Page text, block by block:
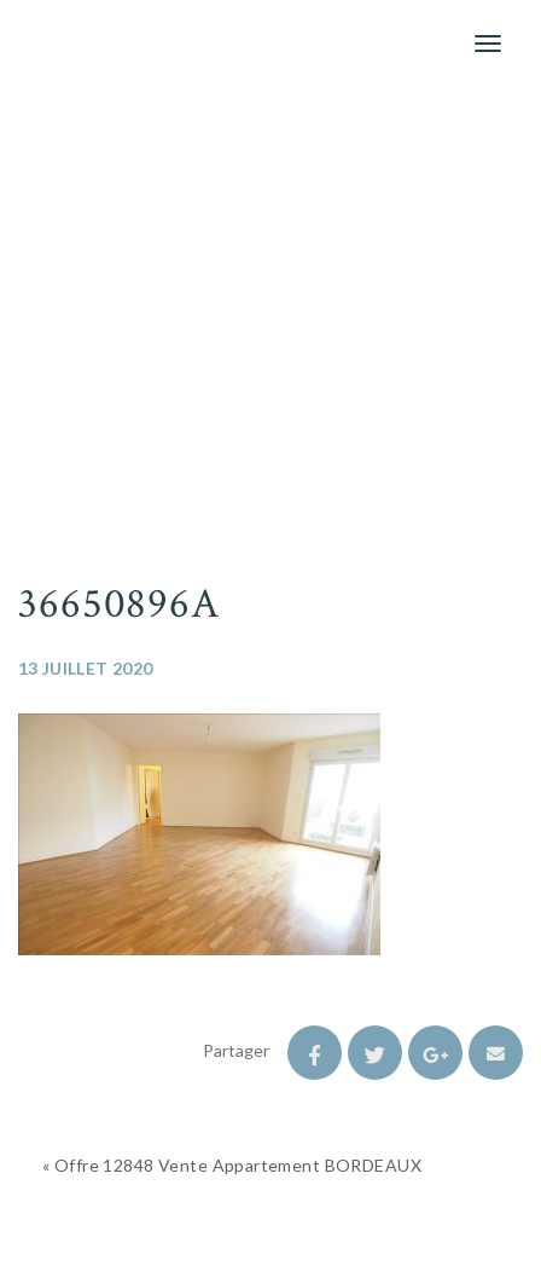
Toggle
36650896A
13 JUILLET 2020
Partager
« Offre 12848 Vente Appartement BORDEAUX